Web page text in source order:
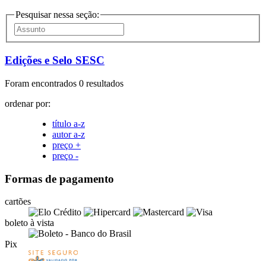
Pesquisar nessa seção:
Edições e Selo SESC
Foram encontrados 0 resultados
ordenar por:
título a-z
autor a-z
preço +
preço -
Formas de pagamento
cartões
boleto à vista
Pix